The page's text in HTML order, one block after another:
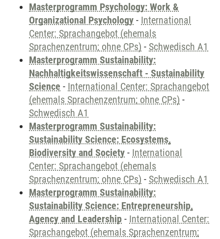
Masterprogramm Psychology: Work &
Organizational Psychology - International
Center: Sprachangebot (ehemals
Sprachenzentrum; ohne CPs) - Schwedisch A1
Masterprogramm Sustainability:
Nachhaltigkeitswissenschaft - Sustainability
Science - International Center: Sprachangebot
(ehemals Sprachenzentrum; ohne CPs) -
Schwedisch A1
Masterprogramm Sustainability:
Sustainability Science: Ecosystems,
Biodiversity and Society - International
Center: Sprachangebot (ehemals
Sprachenzentrum; ohne CPs) - Schwedisch A1
Masterprogramm Sustainability:
Sustainability Science: Entrepreneurship,
Agency and Leadership - International Center:
Sprachangebot (ehemals Sprachenzentrum;